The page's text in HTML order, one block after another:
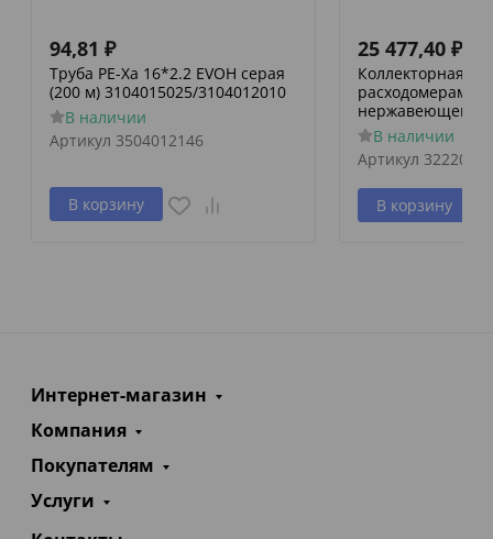
94,81 ₽
Труба PE-Xa 16*2.2 EVOH серая
(200 м) 3104015025/3104012010
В наличии
Артикул 3504012146
В корзину
25 477,40 ₽
Коллекторная
расходомерами
нержавеющей
В наличии
Артикул
В корзину
Интернет-магазин
Компания
Покупателям
Услуги